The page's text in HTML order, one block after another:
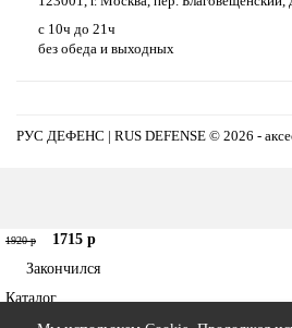
с 10ч до 21ч
без обеда и выходных
РУС ДЕФЕНС | RUS DEFENSE © 2026 -
1920 р
1715 р
Закончился
Каталог
Поиск